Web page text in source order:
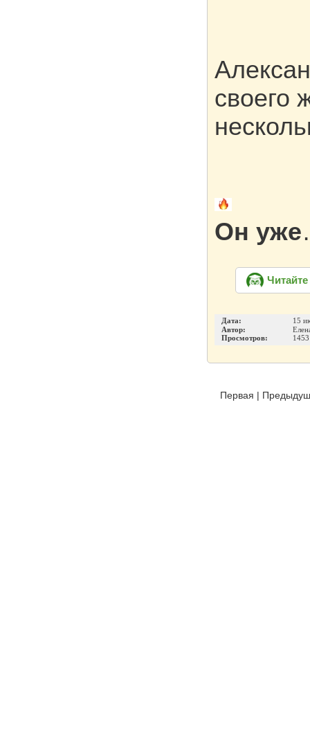
своего
Он уже
Дата:
15
Автор:
Просмотров:
1453
Первая |